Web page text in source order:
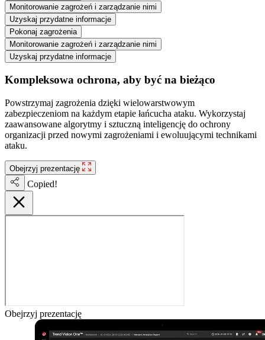
Monitorowanie zagrożeń i zarządzanie nimi
Uzyskaj przydatne informacje
Pokonaj zagrożenia
Monitorowanie zagrożeń i zarządzanie nimi
Uzyskaj przydatne informacje
Kompleksowa ochrona, aby być na bieżąco
Powstrzymaj zagrożenia dzięki wielowarstwowym
zabezpieczeniom na każdym etapie łańcucha ataku. Wykorzystaj
zaawansowane algorytmy i sztuczną inteligencję do ochrony
organizacji przed nowymi zagrożeniami i ewoluującymi technikami
ataku.
Obejrzyj prezentację
Copied!
Obejrzyj prezentację